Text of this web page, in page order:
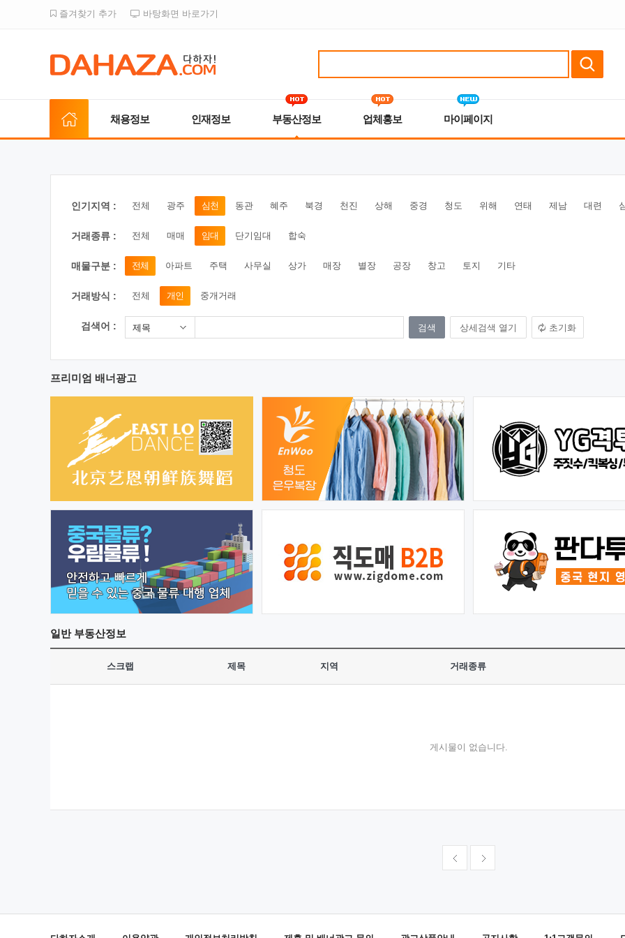
즐겨찾기 추가 바탕화면 바로가기
채용정보 인재정보 부동산정보 업체홍보 마이페이지
인기지역 : 전체 광주 심천 동관 혜주 북경 천진 상해 중경 청도 위해 연태 제남 대련
거래종류 : 전체 매매 임대 단기임대 합숙
매물구분 : 전체 아파트 주택 사무실 상가 매장 별장 공장 창고 토지 기타
거래방식 : 전체 개인 중개거래
검색어 : 제목 상세검색 열기 초기화
프리미엄 배너광고
일반부동산정보
스크랩 제목 지역 거래종류
게시물이 없습니다.